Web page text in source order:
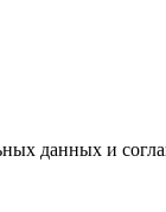
данных и